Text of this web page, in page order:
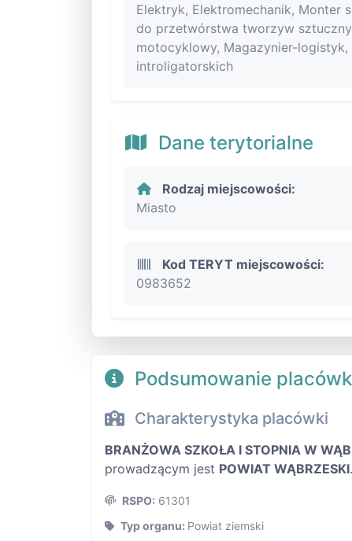
Elektryk, Elektromechanik, Monter
do przetwórstwa tworzyw
motocyklowy, Magazynier-
introligatorskich
Dane terytorialne
Rodzaj miejscowości:
Miasto
Kod TERYT miejscowości:
0983652
Podsumowanie
Charakterystyka placówki
BRANŻOWA SZKOŁA I STOPNIA W
prowadzącym jest POWIAT WĄBRZESKI.
RSPO: 61301
Typ organu: Powiat ziemski